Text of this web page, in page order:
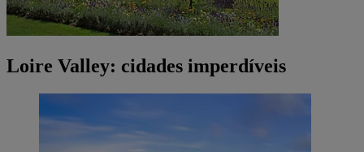
Loire Valley: cidades imperdíveis